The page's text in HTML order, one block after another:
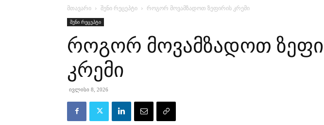
მთავარი შენი რეცეპტი როგორ მოვამზადოთ ზეფირის კრემი
შენი რეცეპტი
როგორ მოვამზადოთ
კრემი
ივლისი 8, 2026